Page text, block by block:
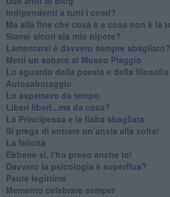
​Indipendenti a tutti i costi?
​Ma alla fine che cosa è e cosa non è la
​Siamo sicuri sia mio nipote?
​Lamentarsi è davvero sempre sbagliato?
​Metti un sabato al Museo Piaggio
​Lo sguardo della poesia e della filosofia
Autosabotaggio
​Lo aspettavo da tempo
​Liberi liberi...ma da cosa?
​La Principessa e la fiaba sbagliata
Si prega di entrare un’ansia alla volta!
​La felicità
​Ebbene sì, l’ho preso anche io!
​Davvero la psicologia è superflua?
Paure legittime
​Memento celebrare semper